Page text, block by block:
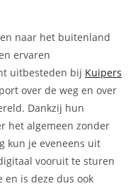
naar het buitenland
ervaren
uitbesteden bij Kuipers
over de weg en over
Dankzij hun
het algemeen zonder
kun je eveneens uit
vooruit te sturen
en is deze dus ook